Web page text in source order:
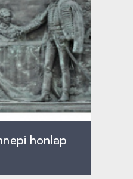
honlap